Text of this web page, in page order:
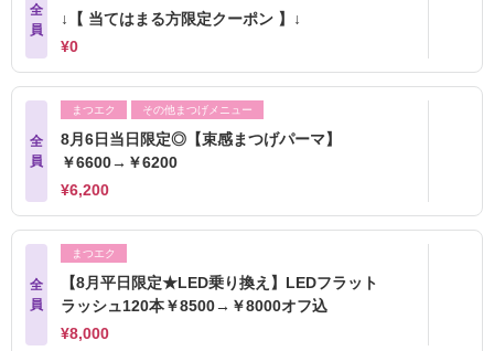
全
員
↓【 当てはまる方限定クーポン 】↓
¥0
全
員
まつエク その他まつげメニュー
8月6日当日限定◎【束感まつげパーマ】
￥6600→￥6200
¥6,200
全
員
まつエク
【8月平日限定★LED乗り換え】LEDフラット
ラッシュ120本￥8500→￥8000オフ込
¥8,000